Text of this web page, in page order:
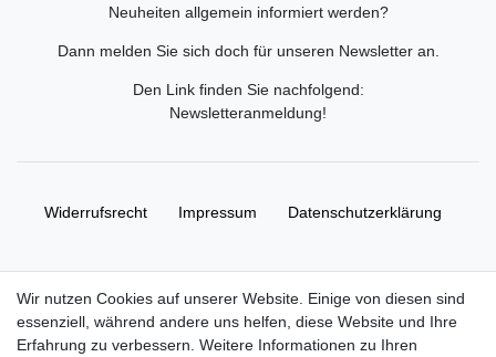
Neuheiten allgemein informiert werden?
Dann melden Sie sich doch für unseren Newsletter an.
Den Link finden Sie nachfolgend:
Newsletteranmeldung!
Widerrufs­recht Impressum Daten­schutz­erklärung
© Copyright 2026 | Alle Rechte vorbehalten. HL-
Wir nutzen Cookies auf unserer Website. Einige von diesen sind
essenziell, während andere uns helfen, diese Website und Ihre
Erfahrung zu verbessern. Weitere Informationen zu Ihren